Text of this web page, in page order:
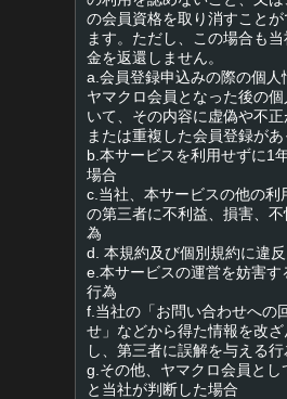
の会員資格を取り消すこと
ます。ただし、この場合も
金を返還しません。
a.会員登録申込みの際の個人
ヤマクロ会員となった後の
いて、その内容に虚偽や不正
または重複した会員登録が
b.本サービスを利用せずに1
場合
c.当社、本サービスの他の利
の第三者に不利益、損害、
為
d. 本規約及び個別規約に違
e.本サービスの運営を妨害す
行為
f.当社の「お問い合わせへの
せ」などから得た情報を改
し、第三者に誤解を与える行
g.その他、ヤマクロ会員とし
と当社が判断した場合